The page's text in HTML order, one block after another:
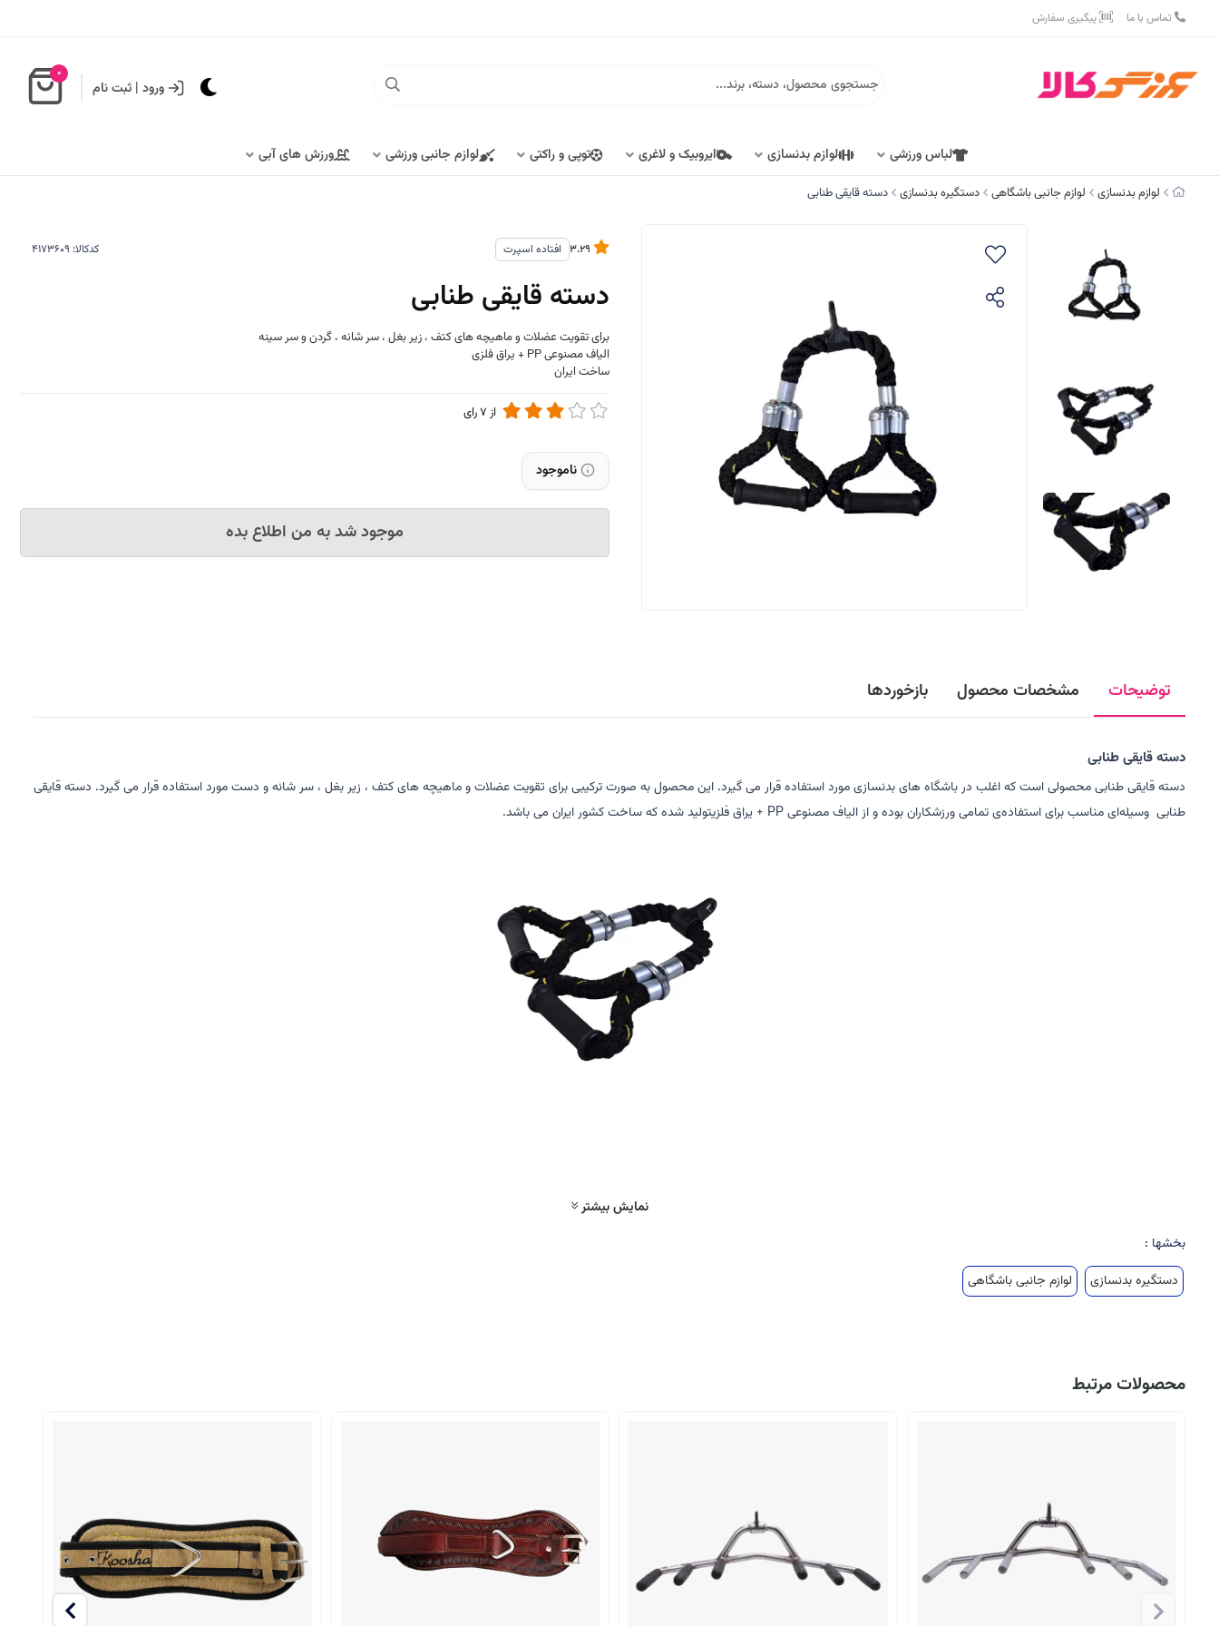
تماس با ما پیگیری سفارش
ورود | ثبت نام
0
لباس ورزشی لوازم بدنسازی ایروبیک و لاغری توپی و راکتی لوازم جانبی ورزشی ورزش های آبی
لوازم بدنسازی لوازم جانبی باشگاهی دستگیره بدنسازی دسته قایقی طنابی
افتاده اسپرت کدکالا:
دسته قایقی طنابی
برای تقویت عضلات و ماهیچه های کتف ، زیر بغل ، سر شانه ، گردن و سر سینه
الیاف مصنوعی PP + یراق فلزی
ساخت ایران
از 7رای
ناموجود
موجود شد به من اطلاع بده
توضیحات مشخصات محصول بازخوردها
دسته قایقی طنابی
دسته قایقی طنابی محصولی است که اغلب در باشگاه های بدنسازی مورد استفاده قرار می گیرد. این محصول به صورت ترکیبی برای تقویت عضلات و ماهیچه های کتف ، زیر بغل ، سر شانه و دست مورد استفاده قرار می گیرد. دسته قایقی
طنابی وسیله‌ای مناسب برای استفاده‌ی تمامی ورزشکاران بوده و از الیاف مصنوعی PP + یراق فلزیتولید شده که ساخت کشور ایران می باشد.
نمایش بیشتر
بخشها :
دستگیره بدنسازی
لوازم جانبی باشگاهی
محصولات مرتبط